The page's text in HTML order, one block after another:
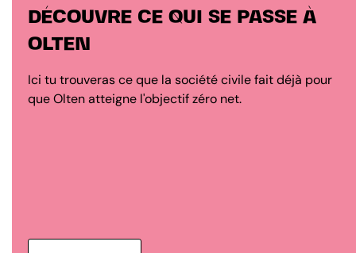
DÉCOUVRE CE QUI SE PASSE À
OLTEN
Ici tu trouveras ce que la société civile fait déjà pour
que Olten atteigne l'objectif zéro net.